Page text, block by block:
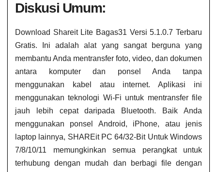
Diskusi Umum:
Download Shareit Lite​ Bagas31 Versi 5.1.0.7 Terbaru
Gratis. Ini adalah alat yang sangat berguna yang
membantu Anda mentransfer foto, video, dan dokumen
antara komputer dan ponsel Anda tanpa
menggunakan kabel atau internet. Aplikasi ini
menggunakan teknologi Wi-Fi untuk mentransfer file
jauh lebih cepat daripada Bluetooth. Baik Anda
menggunakan ponsel Android, iPhone, atau jenis
laptop lainnya, SHAREit PC 64/32-Bit Untuk Windows
7/8/10/11 memungkinkan semua perangkat untuk
terhubung dengan mudah dan berbagi file dengan